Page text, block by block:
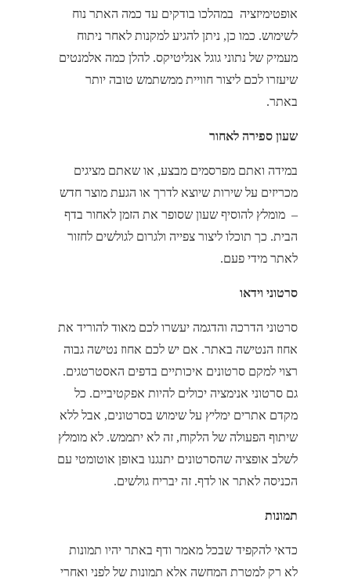
אופטימיזציה במהלכו בודקים עד כמה האתר נוח
לשימוש. כמו כן, ניתן להגיע למקנות לאחר ניתוח
מעמיק של נתוני גוגל אנליטיקס. להלן כמה אלמנטים
שיעזרו לכם ליצור חוויית ממשתמש טובה יותר
באתר.
שעון ספירה לאחור
במידה ואתם מפרסמים מבצע, או שאתם מציגים
מכריזים על שירות שיוצא לדרך או הגעת מוצר חדש
– מומלץ להוסיף שעון שסופר את הזמן לאחור בדף
הבית. כך תוכלו ליצור צפייה ולגרום לגולשים לחזור
לאתר מידי פעם.
סרטוני וידאו
סרטוני הדרכה והדגמה יעשרו לכם מאוד להוריד את
אחוז הנטישה באתר. אם יש לכם אחוז נטישה גבוה
רצוי למקם סרטונים איכותיים בדפים האסטרטגים.
גם סרטוני אנימציה יכולים להיות אפקטיביים. כל
מקדם אתרים ימליץ על שימוש בסרטונים, אבל ללא
שיתוף הפעולה של הלקוח, זה לא יתממש. לא מומלץ
לשלב אופציה שהסרטונים יתנגנו באופן אוטומטי עם
הכניסה לאתר או לדף. זה יבריח גולשים.
תמונות
כדאי להקפיד שבכל מאמר ודף באתר יהיו תמונות
לא רק למטרת המחשה אלא תמונות של לפני ואחרי